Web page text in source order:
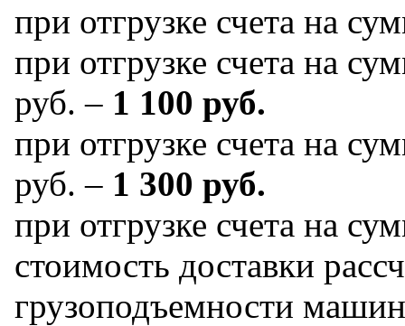
при отгрузке счета на
при отгрузке счета на
руб. – 1 100 руб.
при отгрузке счета на
руб. – 1 300 руб.
при отгрузке счета на
стоимость доставки
грузоподъемности